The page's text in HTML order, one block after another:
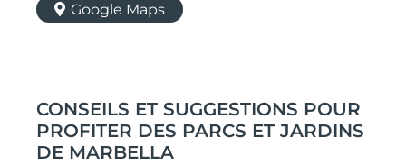
Google Maps
CONSEILS ET SUGGESTIONS POUR
PROFITER DES PARCS ET JARDINS
DE MARBELLA